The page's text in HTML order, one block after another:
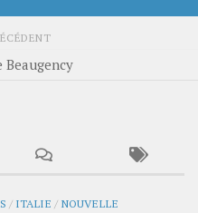
/ ITALIE / NOUVELLE